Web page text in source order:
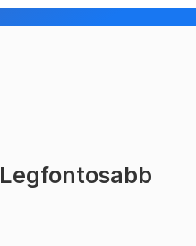
Legfontosabb